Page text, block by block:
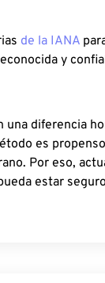
de la IANA
y
diferencia
es
Por eso,
estar